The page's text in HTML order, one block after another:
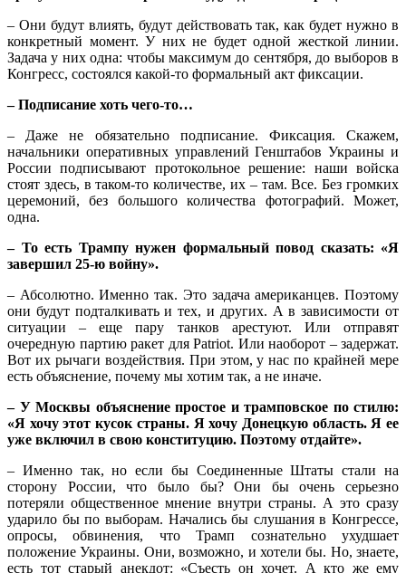
– Они будут влиять, будут действовать так, как будет нужно в
конкретный момент. У них не будет одной жесткой линии.
Задача у них одна: чтобы максимум до сентября, до выборов в
Конгресс, состоялся какой-то формальный акт фиксации.
– Подписание хоть чего-то…
– Даже не обязательно подписание. Фиксация. Скажем,
начальники оперативных управлений Генштабов Украины и
России подписывают протокольное решение: наши войска
стоят здесь, в таком-то количестве, их – там. Все. Без громких
церемоний, без большого количества фотографий. Может,
одна.
– То есть Трампу нужен формальный повод сказать: «Я
завершил 25-ю войну».
– Абсолютно. Именно так. Это задача американцев. Поэтому
они будут подталкивать и тех, и других. А в зависимости от
ситуации – еще пару танков арестуют. Или отправят
очередную партию ракет для Patriot. Или наоборот – задержат.
Вот их рычаги воздействия. При этом, у нас по крайней мере
есть объяснение, почему мы хотим так, а не иначе.
– У Москвы объяснение простое и трамповское по стилю:
«Я хочу этот кусок страны. Я хочу Донецкую область. Я ее
уже включил в свою конституцию. Поэтому отдайте».
– Именно так, но если бы Соединенные Штаты стали на
сторону России, что было бы? Они бы очень серьезно
потеряли общественное мнение внутри страны. А это сразу
ударило бы по выборам. Начались бы слушания в Конгрессе,
опросы, обвинения, что Трамп сознательно ухудшает
положение Украины. Они, возможно, и хотели бы. Но, знаете,
есть тот старый анекдот: «Съесть он хочет. А кто же ему